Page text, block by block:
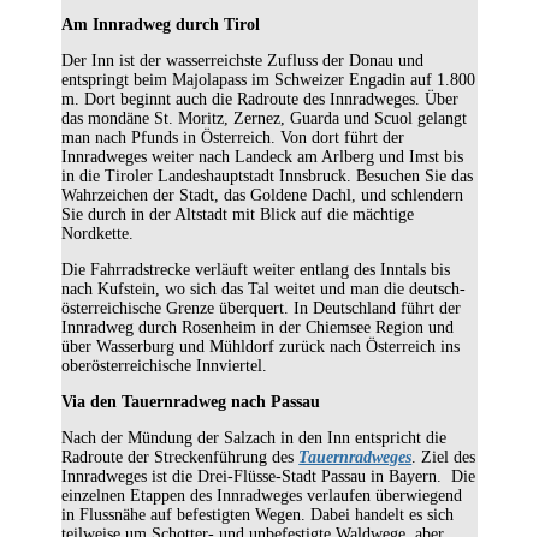
Am Innradweg durch Tirol
Der Inn ist der wasserreichste Zufluss der Donau und
entspringt beim Majolapass im Schweizer Engadin auf 1.800
m. Dort beginnt auch die Radroute des Innradweges. Über
das mondäne St. Moritz, Zernez, Guarda und Scuol gelangt
man nach Pfunds in Österreich. Von dort führt der
Innradweges weiter nach Landeck am Arlberg und Imst bis
in die Tiroler Landeshauptstadt Innsbruck. Besuchen Sie das
Wahrzeichen der Stadt, das Goldene Dachl, und schlendern
Sie durch in der Altstadt mit Blick auf die mächtige
Nordkette.
Die Fahrradstrecke verläuft weiter entlang des Inntals bis
nach Kufstein, wo sich das Tal weitet und man die deutsch-
österreichische Grenze überquert. In Deutschland führt der
Innradweg durch Rosenheim in der Chiemsee Region und
über Wasserburg und Mühldorf zurück nach Österreich ins
oberösterreichische Innviertel.
Via den Tauernradweg nach Passau
Nach der Mündung der Salzach in den Inn entspricht die
Radroute der Streckenführung des Tauernradweges. Ziel des
Innradweges ist die Drei-Flüsse-Stadt Passau in Bayern. Die
einzelnen Etappen des Innradweges verlaufen überwiegend
in Flussnähe auf befestigten Wegen. Dabei handelt es sich